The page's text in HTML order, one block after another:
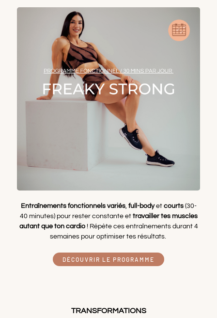
Entraînements fonctionnels variés, full-bodyet courts(30-
40 minutes) pour rester constante et travailler tes muscles
autant que ton cardio! Répète ces entraînements durant 4
semaines pour optimiser tes résultats.
DÉCOUVRIR LE PROGRAMME
TRANSFORMATIONS